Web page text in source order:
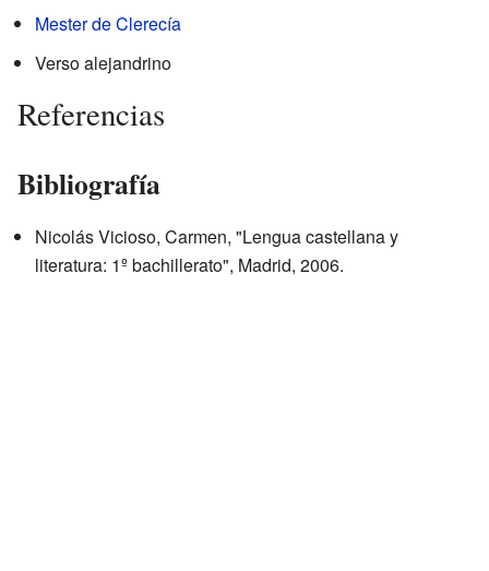
Mester de Clerecía
Verso alejandrino
Referencias
Bibliografía
Nicolás Vicioso, Carmen, "Lengua castellana y
literatura: 1º bachillerato", Madrid, 2006.